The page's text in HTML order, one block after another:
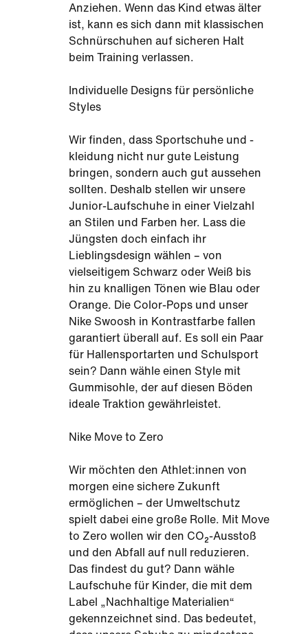
Anziehen. Wenn das Kind etwas älter
ist, kann es sich dann mit klassischen
Schnürschuhen auf sicheren Halt
beim Training verlassen.
Individuelle Designs für persönliche
Styles
Wir finden, dass Sportschuhe und -
kleidung nicht nur gute Leistung
bringen, sondern auch gut aussehen
sollten. Deshalb stellen wir unsere
Junior-Laufschuhe in einer Vielzahl
an Stilen und Farben her. Lass die
Jüngsten doch einfach ihr
Lieblingsdesign wählen – von
vielseitigem Schwarz oder Weiß bis
hin zu knalligen Tönen wie Blau oder
Orange. Die Color-Pops und unser
Nike Swoosh in Kontrastfarbe fallen
garantiert überall auf. Es soll ein Paar
für Hallensportarten und Schulsport
sein? Dann wähle einen Style mit
Gummisohle, der auf diesen Böden
ideale Traktion gewährleistet.
Nike Move to Zero
Wir möchten den Athlet:innen von
morgen eine sichere Zukunft
ermöglichen – der Umweltschutz
spielt dabei eine große Rolle. Mit Move
to Zero wollen wir den CO₂-Ausstoß
und den Abfall auf null reduzieren.
Das findest du gut? Dann wähle
Laufschuhe für Kinder, die mit dem
Label „Nachhaltige Materialien“
gekennzeichnet sind. Das bedeutet,